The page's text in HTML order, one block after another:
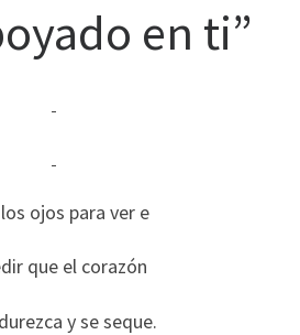
en ti”
ojos para ver e
que el corazón
y se seque.